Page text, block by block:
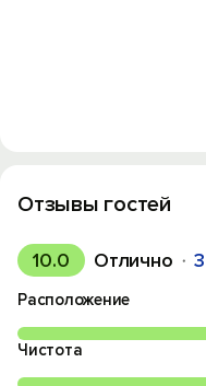
Отзывы гостей
10.0 Отлично
Расположение
Чистота